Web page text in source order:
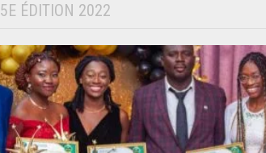
5E ÉDITION 2022